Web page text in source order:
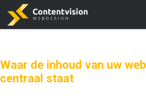
Waar de inhoud van uw
centraal staat